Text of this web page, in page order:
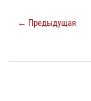
← Предыдущая